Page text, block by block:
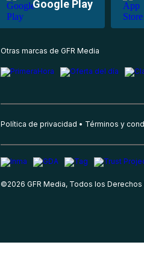
Google Play
Otras marcas de GFR Media
Política de privacidad Términos y
©2026 GFR Media, Todos los